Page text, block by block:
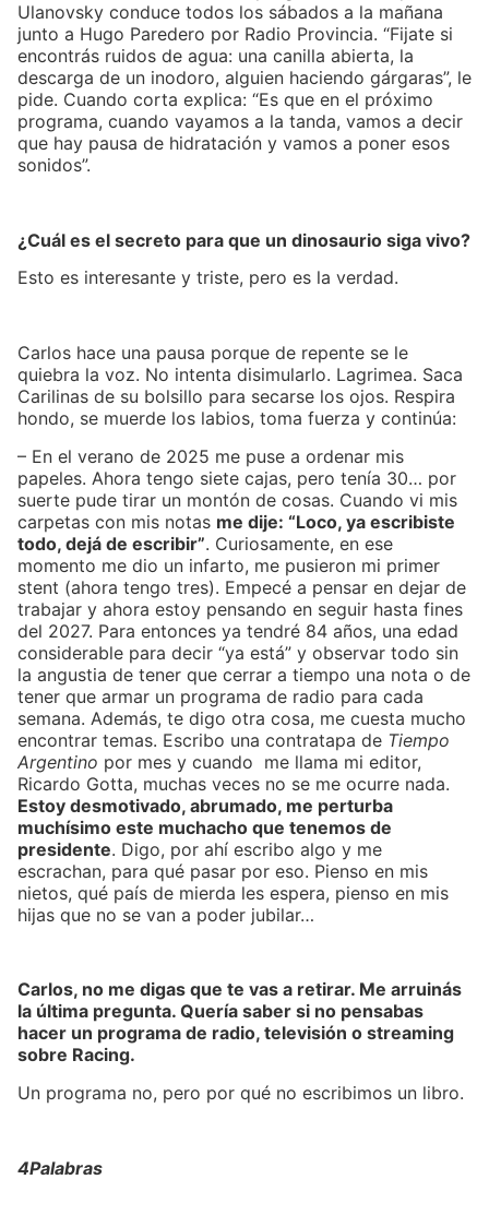
Ulanovsky conduce todos los sábados a la mañana
junto a Hugo Paredero por Radio Provincia. “Fijate si
encontrás ruidos de agua: una canilla abierta, la
descarga de un inodoro, alguien haciendo gárgaras”, le
pide. Cuando corta explica: “Es que en el próximo
programa, cuando vayamos a la tanda, vamos a decir
que hay pausa de hidratación y vamos a poner esos
sonidos”.
¿Cuál es el secreto para que un dinosaurio siga vivo?
Esto es interesante y triste, pero es la verdad.
Carlos hace una pausa porque de repente se le
quiebra la voz. No intenta disimularlo. Lagrimea. Saca
Carilinas de su bolsillo para secarse los ojos. Respira
hondo, se muerde los labios, toma fuerza y continúa:
– En el verano de 2025 me puse a ordenar mis
papeles. Ahora tengo siete cajas, pero tenía 30… por
suerte pude tirar un montón de cosas. Cuando vi mis
carpetas con mis notas me dije: “Loco, ya escribiste
todo, dejá de escribir”. Curiosamente, en ese
momento me dio un infarto, me pusieron mi primer
stent (ahora tengo tres). Empecé a pensar en dejar de
trabajar y ahora estoy pensando en seguir hasta fines
del 2027. Para entonces ya tendré 84 años, una edad
considerable para decir “ya está” y observar todo sin
la angustia de tener que cerrar a tiempo una nota o de
tener que armar un programa de radio para cada
semana. Además, te digo otra cosa, me cuesta mucho
encontrar temas. Escribo una contratapa de Tiempo
Argentino por mes y cuando me llama mi editor,
Ricardo Gotta, muchas veces no se me ocurre nada.
Estoy desmotivado, abrumado, me perturba
muchísimo este muchacho que tenemos de
presidente. Digo, por ahí escribo algo y me
escrachan, para qué pasar por eso. Pienso en mis
nietos, qué país de mierda les espera, pienso en mis
hijas que no se van a poder jubilar…
Carlos, no me digas que te vas a retirar. Me arruinás
la última pregunta. Quería saber si no pensabas
hacer un programa de radio, televisión o streaming
sobre Racing.
Un programa no, pero por qué no escribimos un libro.
4Palabras